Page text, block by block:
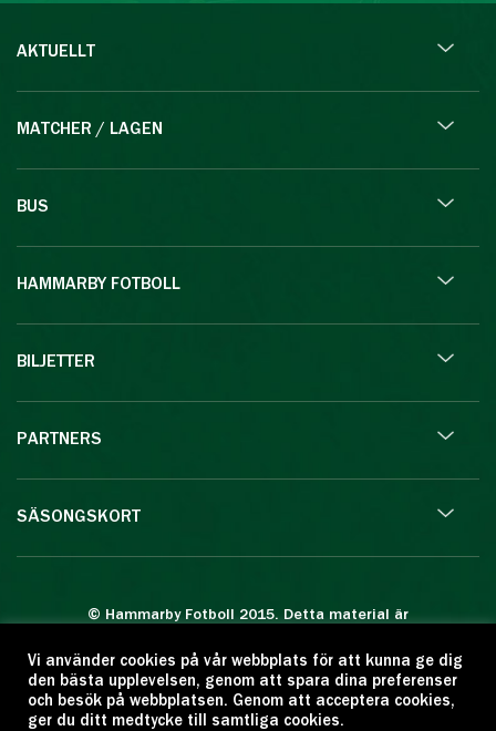
AKTUELLT
MATCHER / LAGEN
BUS
HAMMARBY FOTBOLL
BILJETTER
PARTNERS
SÄSONGSKORT
© Hammarby Fotboll 2015. Detta material är
Eftertryck eller annan kopiering är förbjuden.
Citera oss gärna men ange källan:
www.hammarbyfotboll.se. Ansvarig utgivare:
Vi använder cookies på vår webbplats för att kunna ge dig
den bästa upplevelsen, genom att spara dina preferenser
och besök på webbplatsen. Genom att acceptera cookies,
ger du ditt medtycke till samtliga cookies.